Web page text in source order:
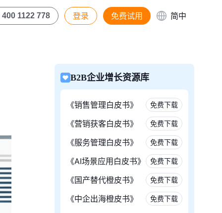
400 1122 778 登录 免费试用 简中
B2B企业增长资源库
《销售管理白皮书》 免费下载
《营销获客白皮书》 免费下载
《服务管理白皮书》 免费下载
《AI场景应用白皮书》 免费下载
《国产替代橙皮书》 免费下载
《中企出海橙皮书》 免费下载